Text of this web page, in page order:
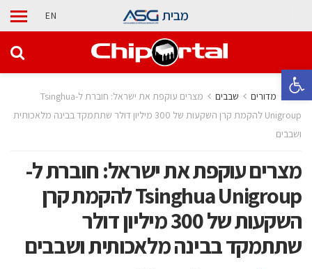
פתח סרגל נגישות
מבית EN
בית מדורים ‫שבבים‬
מצרים עוקפת את ישראל: חוברת ל-Tsinghua
Unigroup להקמת קרן השקעות של 300 מיליון דולר שתתמקד בבינה מלאכותית
ושבבים
מצרים עוקפת את ישראל: חוברת ל-
Tsinghua Unigroup להקמת קרן
השקעות של 300 מיליון דולר
שתתמקד בבינה מלאכותית ושבבים